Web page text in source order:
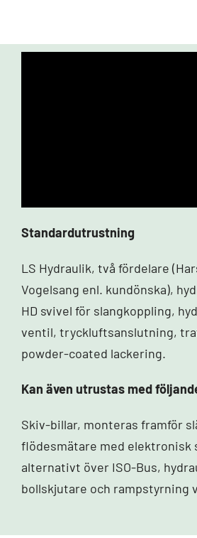
Standardutrustning
LS Hydraulik, två fördelare
Vogelsang enl. kundönska),
HD svivel för slangkoppling,
ventil, tryckluftsanslutning,
powder-coated lackering.
Kan även utrustas med
Skiv-billar, monteras framför
flödesmätare med elektronisk
alternativt över ISO-Bus,
bollskjutare och rampstyrning